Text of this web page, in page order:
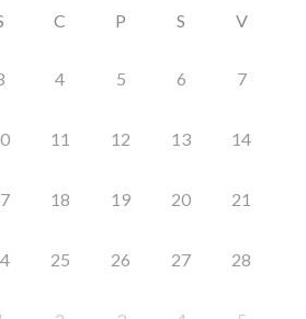
C P S V
4 5 6 7
11 12 13 14
18 19 20 21
25 26 27 28